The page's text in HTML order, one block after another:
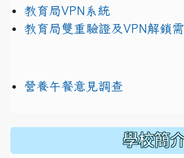
教育局VPN系統
教育局雙重驗證及VPN解鎖
營養午餐意見調查
學校簡